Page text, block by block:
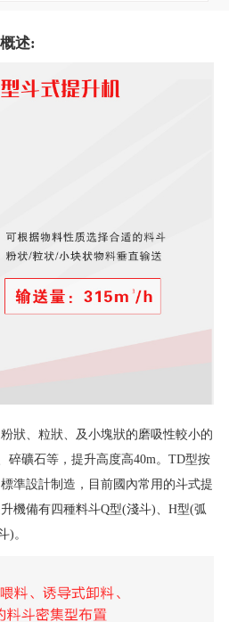
述:
狀、粒狀、及小塊狀的磨吸性較小的
碎礦石等，提升高度高40m。TD型按
準設計制造，目前國內常用的斗式提
機備有四種料斗Q型(淺斗)、H型(弧
)。